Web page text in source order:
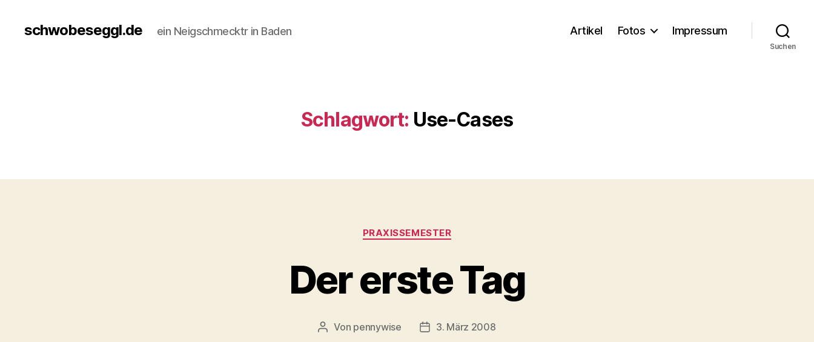
schwobeseggl.de ein Neigschmecktr in Baden Artikel Fotos Impressum
Suchen
Schlagwort: Use-Cases
Kategorien
PRAXISSEMESTER
Der erste Tag
Beitragsautor
Von pennywise Veröffentlichungsdatum
3. März 2008